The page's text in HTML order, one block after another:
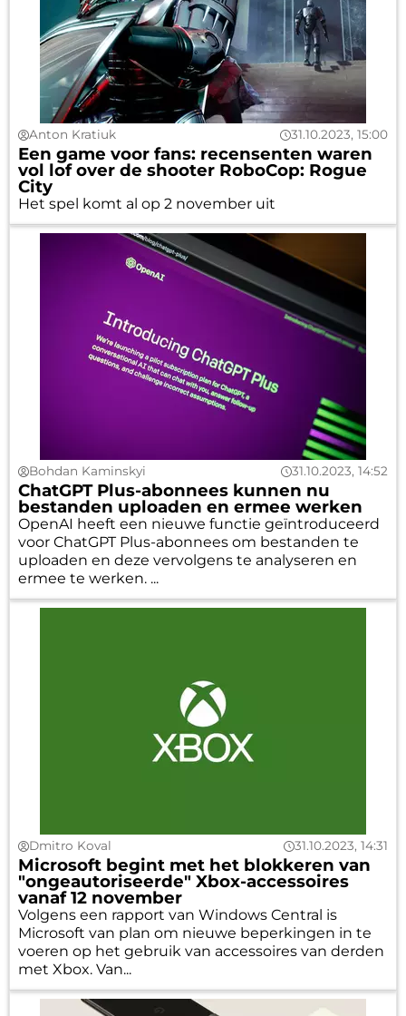
Anton Kratiuk 31.10.2023, 15:00
Een game voor fans: recensenten waren
vol lof over de shooter RoboCop: Rogue
City
Het spel komt al op 2 november uit
Bohdan Kaminskyi 31.10.2023, 14:52
ChatGPT Plus-abonnees kunnen nu
bestanden uploaden en ermee werken
OpenAI heeft een nieuwe functie geïntroduceerd
voor ChatGPT Plus-abonnees om bestanden te
uploaden en deze vervolgens te analyseren en
ermee te werken. ...
Dmitro Koval 31.10.2023, 14:31
Microsoft begint met het blokkeren van
"ongeautoriseerde" Xbox-accessoires
vanaf 12 november
Volgens een rapport van Windows Central is
Microsoft van plan om nieuwe beperkingen in te
voeren op het gebruik van accessoires van derden
met Xbox. Van...